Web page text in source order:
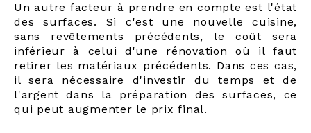
Un autre facteur à prendre en compte est l'état
des surfaces. Si c'est une nouvelle cuisine,
sans revêtements précédents, le coût sera
inférieur à celui d'une rénovation où il faut
retirer les matériaux précédents. Dans ces cas,
il sera nécessaire d'investir du temps et de
l'argent dans la préparation des surfaces, ce
qui peut augmenter le prix final.